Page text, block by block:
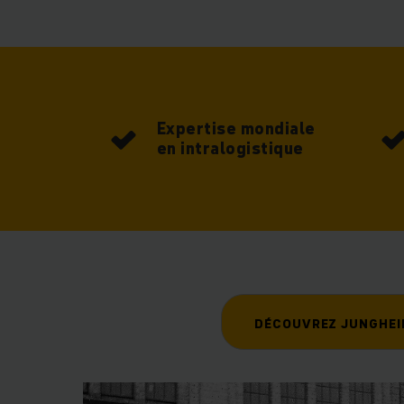
Jungheinrich
Expertise mondiale
en intralogistique
DÉCOUVREZ